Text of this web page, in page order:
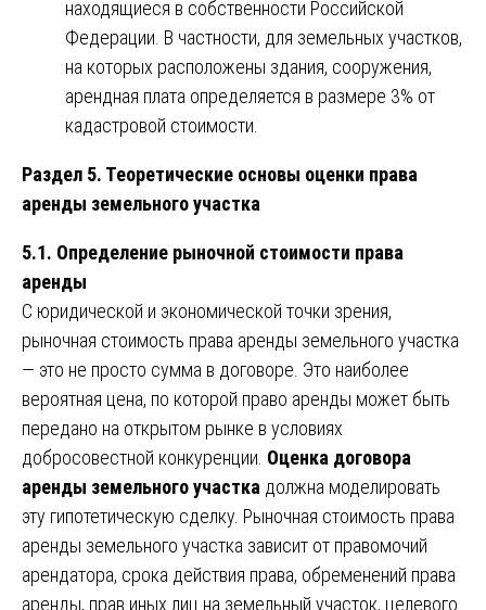
находящиеся в собственности Российской
Федерации. В частности, для земельных участков,
на которых расположены здания, сооружения,
арендная плата определяется в размере 3% от
кадастровой стоимости.
Раздел 5. Теоретические основы оценки права
аренды земельного участка
5.1. Определение рыночной стоимости права
аренды
С юридической и экономической точки зрения,
рыночная стоимость права аренды земельного участка
— это не просто сумма в договоре. Это наиболее
вероятная цена, по которой право аренды может быть
передано на открытом рынке в условиях
добросовестной конкуренции. Оценка договора
аренды земельного участка должна моделировать
эту гипотетическую сделку. Рыночная стоимость права
аренды земельного участка зависит от правомочий
арендатора, срока действия права, обременений права
аренды, прав иных лиц на земельный участок, целевого